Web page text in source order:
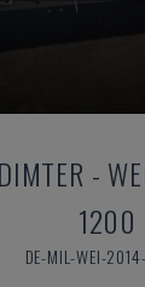
-
1200
DE-MIL-WEI-